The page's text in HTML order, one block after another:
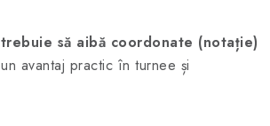
să aibă coordonate (notație)
avantaj practic în turnee și